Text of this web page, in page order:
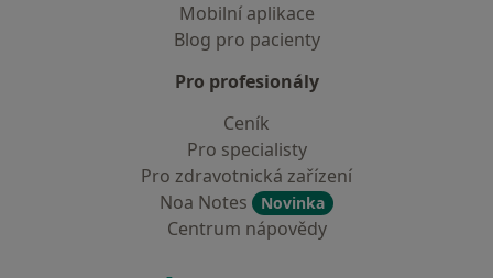
Mobilní aplikace
Blog pro pacienty
Pro profesionály
Ceník
Pro specialisty
Pro zdravotnická zařízení
Noa Notes
Novinka
Centrum nápovědy